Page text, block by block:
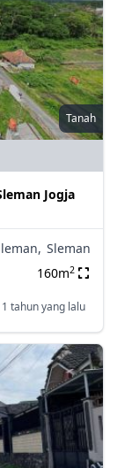
Tanah
Jogja
Sleman
160m2
1 tahun yang lalu